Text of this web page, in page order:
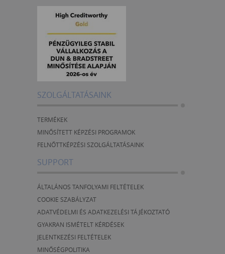
SZOLGÁLTATÁSAINK
TERMÉKEK
MINŐSÍTETT KÉPZÉSI PROGRAMOK
FELNŐTTKÉPZÉSI SZOLGÁLTATÁSAINK
SUPPORT
ÁLTALÁNOS TANFOLYAMI FELTÉTELEK
COOKIE SZABÁLYZAT
ADATVÉDELMI ÉS ADATKEZELÉSI TÁJÉKOZTATÓ
GYAKRAN ISMÉTELT KÉRDÉSEK
JELENTKEZÉSI FELTÉTELEK
MINŐSÉGPOLITIKA